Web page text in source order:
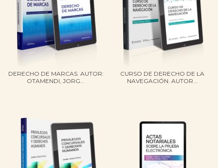
DERECHO DE MARCAS. AUTOR:
OTAMENDI, JORG...
CURSO DE DERECHO DE LA
NAVEGACIÓN. AUTOR...